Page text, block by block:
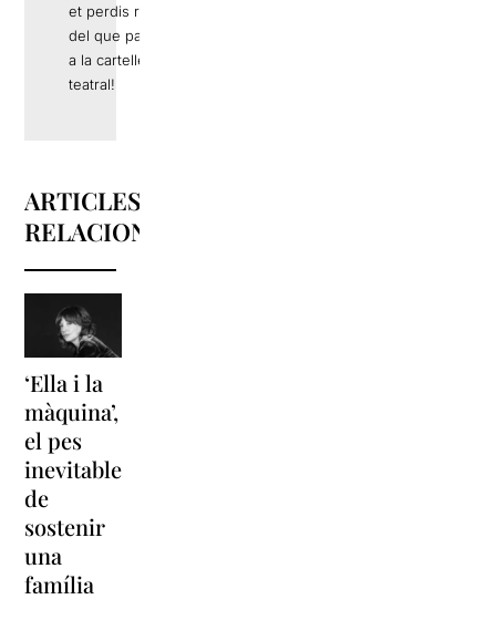
et perdis res
del que passa
a la cartellera
teatral!
ARTICLES
RELACIONATS
‘Ella i la
màquina’,
el pes
inevitable
de
sostenir
una
família